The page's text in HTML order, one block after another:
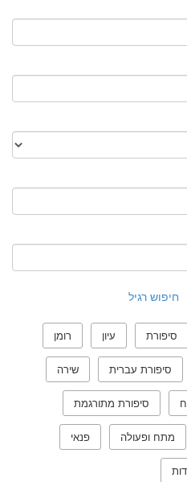
חיפוש רגיל
סיפורת עיון רומן
סיפורת עברית שירה
סיפורת מתורגמת
מתח ופעולה פנאי